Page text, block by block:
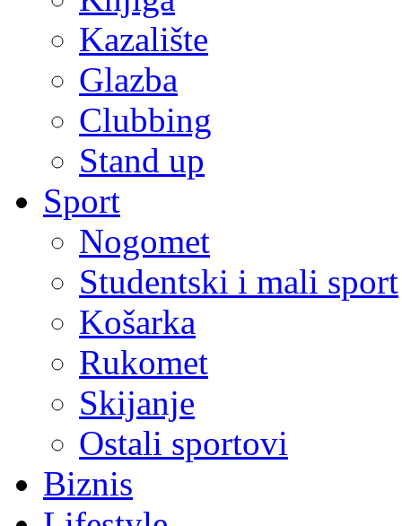
Kazalište
Glazba
Clubbing
Stand up
Sport
Nogomet
Studentski i mali sport
Košarka
Rukomet
Skijanje
Ostali sportovi
Biznis